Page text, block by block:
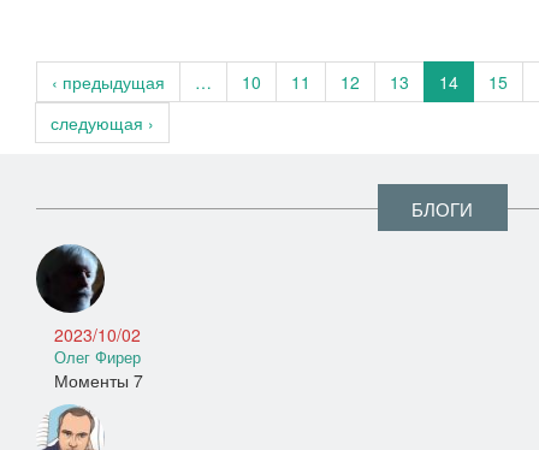
‹ предыдущая … 10 11 12 13 14 15
следующая ›
БЛОГИ
2023/10/02
Олег Фирер
Моменты 7